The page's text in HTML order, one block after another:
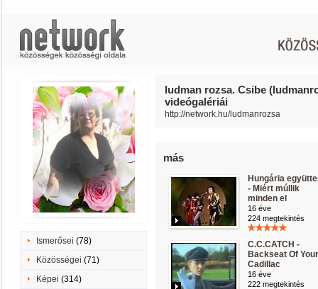
Ismerősei (78)
Közösségei (71)
Képei (314)
ludman rozsa. Csibe
videógalériái
http://network.hu/ludmanrozsa
más
Hungária
- Miért múllik
minden el
16 éve
224 megtekintés
C.C.CATCH -
Backseat Of Your
Cadillac
16 éve
222 megtekintés